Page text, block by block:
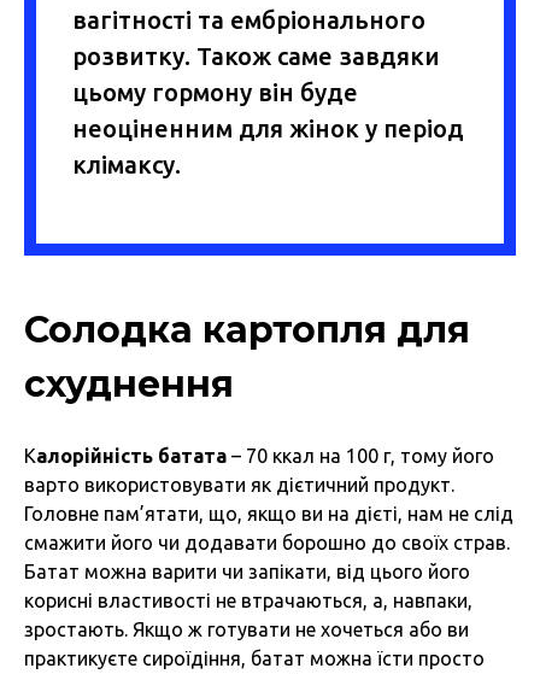
вагітності та ембріонального
розвитку. Також саме завдяки
цьому гормону він буде
неоціненним для жінок у період
клімаксу.
Солодка картопля для
схуднення
Калорійність батата – 70 ккал на 100 г, тому його
варто використовувати як дієтичний продукт.
Головне пам’ятати, що, якщо ви на дієті, нам не слід
смажити його чи додавати борошно до своїх страв.
Батат можна варити чи запікати, від цього його
корисні властивості не втрачаються, а, навпаки,
зростають. Якщо ж готувати не хочеться або ви
практикуєте сироїдіння, батат можна їсти просто